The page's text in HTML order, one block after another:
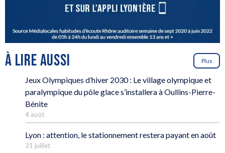
À LIRE AUSSI Plus
Jeux Olympiques d’hiver 2030 : Le village olympique et
paralympique du pôle glace s’installera à Oullins-Pierre-
Bénite
4 août
Lyon : attention, le stationnement restera payant en août
31 juillet